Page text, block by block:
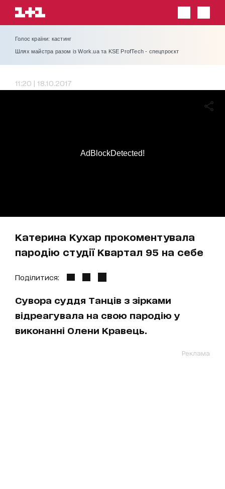
Голос країни: кастинг
Шлях майстра разом із Work.ua та KSE ProfTech - спецпроєкт
11:20 | 18.10.2017
Катерина Кухар прокоментувала
пародію студії Квартал 95 на себе
AdBlockDetected!
Поділитися:
Сувора суддя Танців з зірками
відреагувала на свою пародію у
виконанні Олени Кравець.
Реклама